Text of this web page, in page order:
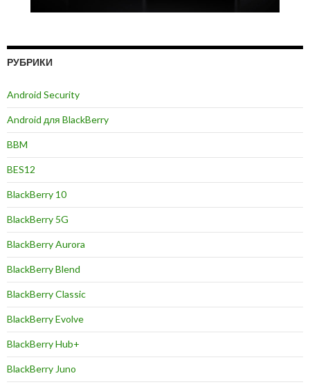
РУБРИКИ
Android Security
Android для BlackBerry
BBM
BES12
BlackBerry 10
BlackBerry 5G
BlackBerry Aurora
BlackBerry Blend
BlackBerry Classic
BlackBerry Evolve
BlackBerry Hub+
BlackBerry Juno